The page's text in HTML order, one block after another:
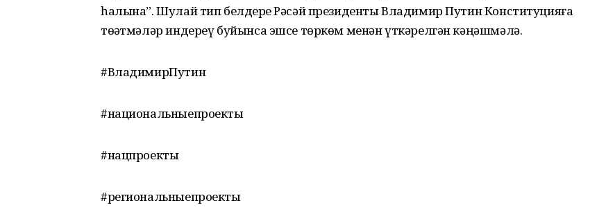
һалына”. Шулай тип белдерҙе Рәсәй президенты Владимир Путин Конституцияға
төҙәтмәләр индереү буйынса эшсе төркөм менән үткәрелгән кәңәшмәлә.
#ВладимирПутин
#национальныепроекты
#нацпроекты
#региональныепроекты